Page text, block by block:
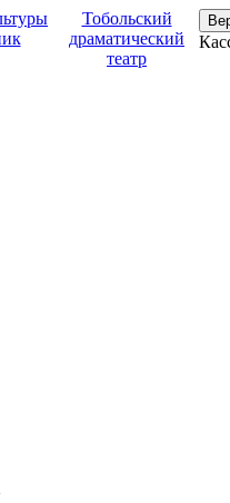
Тобольский
драматический
театр